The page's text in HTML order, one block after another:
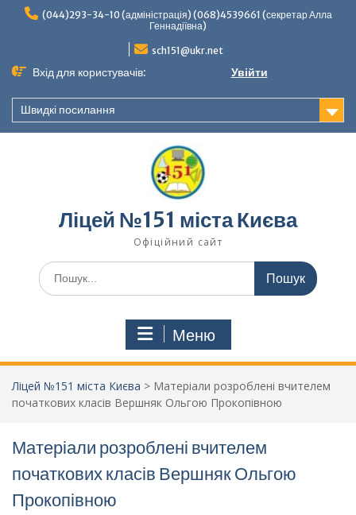
Перейти(044)293-34-10 (адміністрація) (068)4539661 (секретар Алла
Геннадіївна)
sch151@ukr.net
Вхід для користувачів: Увійти
Швидкі посилання
Ліцей №151 міста Києва
Офіційний сайт
Шукати:
Меню
Ліцей №151 міста Києва > Матеріали розроблені вчителем
початкових класів Вершняк Ольгою Прокопівною
Матеріали розроблені вчителем
початкових класів Вершняк Ольгою
Прокопівною